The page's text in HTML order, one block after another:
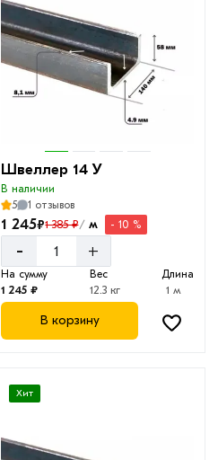
Швеллер 14 У
В наличии
5
1 отзывов
1 245₽1 385 ₽/ м - 10 %
- +
На сумму
1 245 ₽
Вес
12.3 кг
Длина
1 м
В корзину
Хит